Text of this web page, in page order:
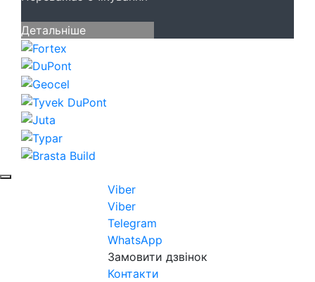
Детальніше
Viber
Viber
Telegram
WhatsApp
Замовити дзвінок
Контакти